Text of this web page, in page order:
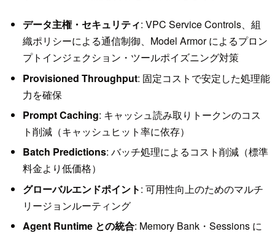
データ主権・セキュリティ: VPC Service Controls、組
織ポリシーによる通信制御、Model Armor によるプロン
プトインジェクション・ツールポイズニング対策
Provisioned Throughput: 固定コストで安定した処理能
力を確保
Prompt Caching: キャッシュ読み取りトークンのコス
ト削減（キャッシュヒット率に依存）
Batch Predictions: バッチ処理によるコスト削減（標準
料金より低価格）
グローバルエンドポイント: 可用性向上のためのマルチ
リージョンルーティング
Agent Runtime との統合: Memory Bank・Sessions に